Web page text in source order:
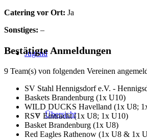
Jugend
Übersicht
Catering vor Ort: Ja
Sonstiges: –
Bestätigte Anmeldungen
9 Team(s) von folgenden Vereinen
SV Stahl Hennigsdorf e.V. -
Baskets Brandenburg (1x U10)
WILD DUCKS Havelland (1x U8;
RSV Eintracht (1x U8; 1x U10)
Basket Brandenburg (1x U8)
Red Eagles Rathenow (1x U8 & 1x